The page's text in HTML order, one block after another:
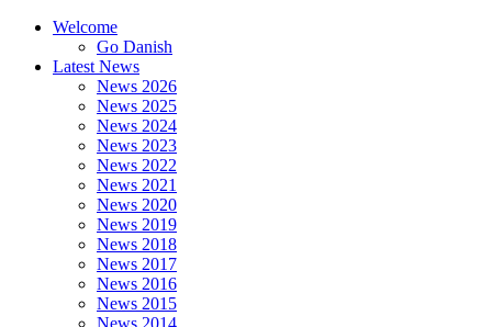
Welcome
Go Danish
Latest News
News 2026
News 2025
News 2024
News 2023
News 2022
News 2021
News 2020
News 2019
News 2018
News 2017
News 2016
News 2015
News 2014